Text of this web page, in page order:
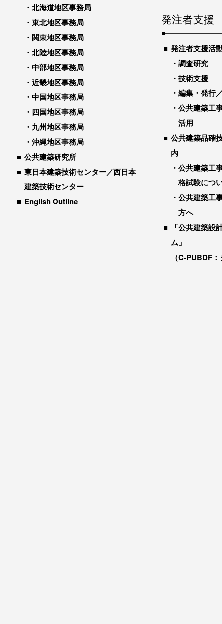
北海道地区事務局
東北地区事務局
関東地区事務局
北陸地区事務局
中部地区事務局
近畿地区事務局
中国地区事務局
四国地区事務局
九州地区事務局
沖縄地区事務局
公共建築研究所
東日本建築技術センター／西日本
建築技術センター
English Outline
発注者支援
発注者支援活
調査研究
技術支援
編集・発行
公共建築工
活用
公共建築品確
内
公共建築工
格試験につ
公共建築工
方へ
「公共建築設
ム」
（C-PUBDF